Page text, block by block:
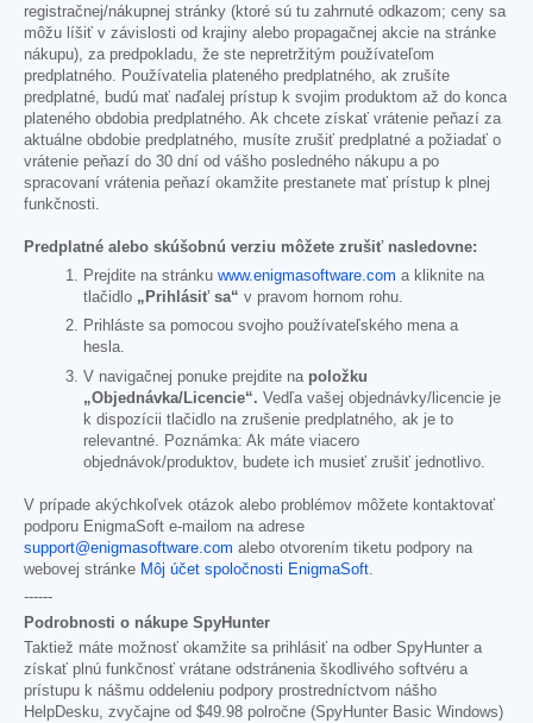
registračnej/nákupnej stránky (ktoré sú tu zahrnuté odkazom; ceny sa
môžu líšiť v závislosti od krajiny alebo propagačnej akcie na stránke
nákupu), za predpokladu, že ste nepretržitým používateľom
predplatného. Používatelia plateného predplatného, ak zrušíte
predplatné, budú mať naďalej prístup k svojim produktom až do konca
plateného obdobia predplatného. Ak chcete získať vrátenie peňazí za
aktuálne obdobie predplatného, musíte zrušiť predplatné a požiadať o
vrátenie peňazí do 30 dní od vášho posledného nákupu a po
spracovaní vrátenia peňazí okamžite prestanete mať prístup k plnej
funkčnosti.
Predplatné alebo skúšobnú verziu môžete zrušiť nasledovne:
Prejdite na stránku www.enigmasoftware.com a kliknite na
tlačidlo „Prihlásiť sa“ v pravom hornom rohu.
Prihláste sa pomocou svojho používateľského mena a
hesla.
V navigačnej ponuke prejdite na položku
„Objednávka/Licencie“. Vedľa vašej objednávky/licencie je
k dispozícii tlačidlo na zrušenie predplatného, ak je to
relevantné. Poznámka: Ak máte viacero
objednávok/produktov, budete ich musieť zrušiť jednotlivo.
V prípade akýchkoľvek otázok alebo problémov môžete kontaktovať
podporu EnigmaSoft e-mailom na adrese
support@enigmasoftware.com alebo otvorením tiketu podpory na
webovej stránke Môj účet spoločnosti EnigmaSoft
------
Podrobnosti o nákupe SpyHunter
Taktiež máte možnosť okamžite sa prihlásiť na odber SpyHunter a
získať plnú funkčnosť vrátane odstránenia škodlivého softvéru a
prístupu k nášmu oddeleniu podpory prostredníctvom nášho
HelpDesku, zvyčajne od $49.98 polročne (SpyHunter Basic Windows)